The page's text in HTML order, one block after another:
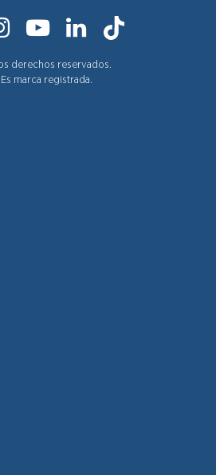
derechos reservados.
Es marca registrada.